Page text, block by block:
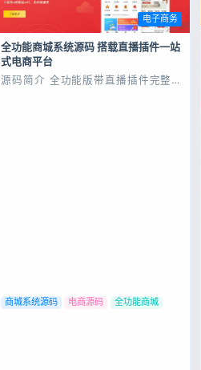
电子商务
全功能商城系统源码 搭载直播插件一站
式电商平台
源码简介 全功能版带直播插件完整商
商城系统源码 电商源码 全功能商城